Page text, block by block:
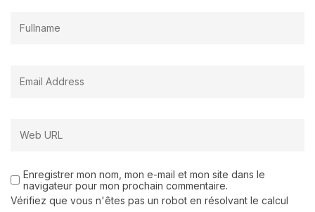
Enregistrer mon nom, mon e-mail et mon site dans le
navigateur pour mon prochain commentaire.
Vérifiez que vous n'êtes pas un robot en résolvant le calcul